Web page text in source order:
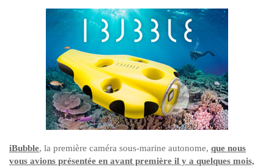
iBubble, la première caméra sous-marine autonome, que nous
vous avions présentée en avant première il y a quelques mois,